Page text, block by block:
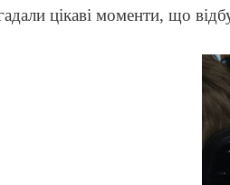
цікаві моменти, що